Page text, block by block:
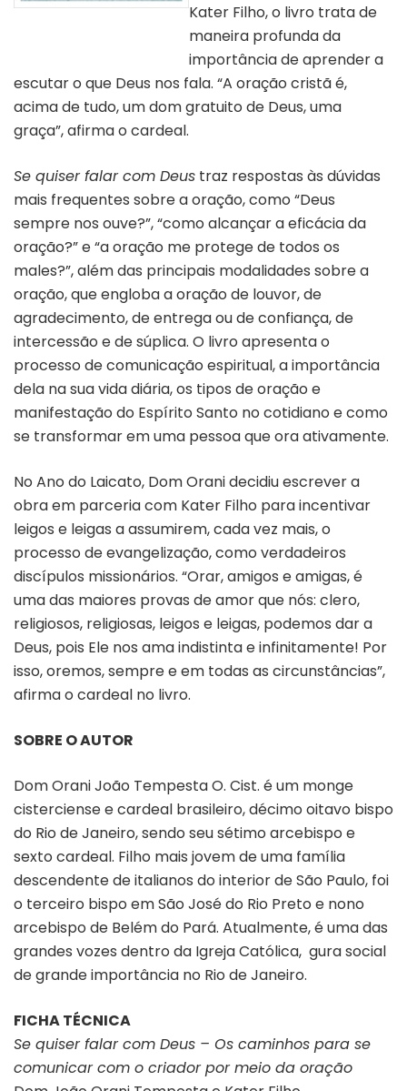
Kater Filho, o livro trata de
maneira profunda da
importância de aprender a
escutar o que Deus nos fala. “A oração cristã é,
acima de tudo, um dom gratuito de Deus, uma
graça”, afirma o cardeal.
Se quiser falar com Deus traz respostas às dúvidas
mais frequentes sobre a oração, como “Deus
sempre nos ouve?”, “como alcançar a eficácia da
oração?” e “a oração me protege de todos os
males?”, além das principais modalidades sobre a
oração, que engloba a oração de louvor, de
agradecimento, de entrega ou de confiança, de
intercessão e de súplica. O livro apresenta o
processo de comunicação espiritual, a importância
dela na sua vida diária, os tipos de oração e
manifestação do Espírito Santo no cotidiano e como
se transformar em uma pessoa que ora ativamente.
No Ano do Laicato, Dom Orani decidiu escrever a
obra em parceria com Kater Filho para incentivar
leigos e leigas a assumirem, cada vez mais, o
processo de evangelização, como verdadeiros
discípulos missionários. “Orar, amigos e amigas, é
uma das maiores provas de amor que nós: clero,
religiosos, religiosas, leigos e leigas, podemos dar a
Deus, pois Ele nos ama indistinta e infinitamente! Por
isso, oremos, sempre e em todas as circunstâncias”,
afirma o cardeal no livro.
SOBRE O AUTOR
Dom Orani João Tempesta O. Cist. é um monge
cisterciense e cardeal brasileiro, décimo oitavo bispo
do Rio de Janeiro, sendo seu sétimo arcebispo e
sexto cardeal. Filho mais jovem de uma família
descendente de italianos do interior de São Paulo, foi
o terceiro bispo em São José do Rio Preto e nono
arcebispo de Belém do Pará. Atualmente, é uma das
grandes vozes dentro da Igreja Católica, ­ gura social
de grande importância no Rio de Janeiro.
FICHA TÉCNICA
Se quiser falar com Deus – Os caminhos para se
comunicar com o criador por meio da oração